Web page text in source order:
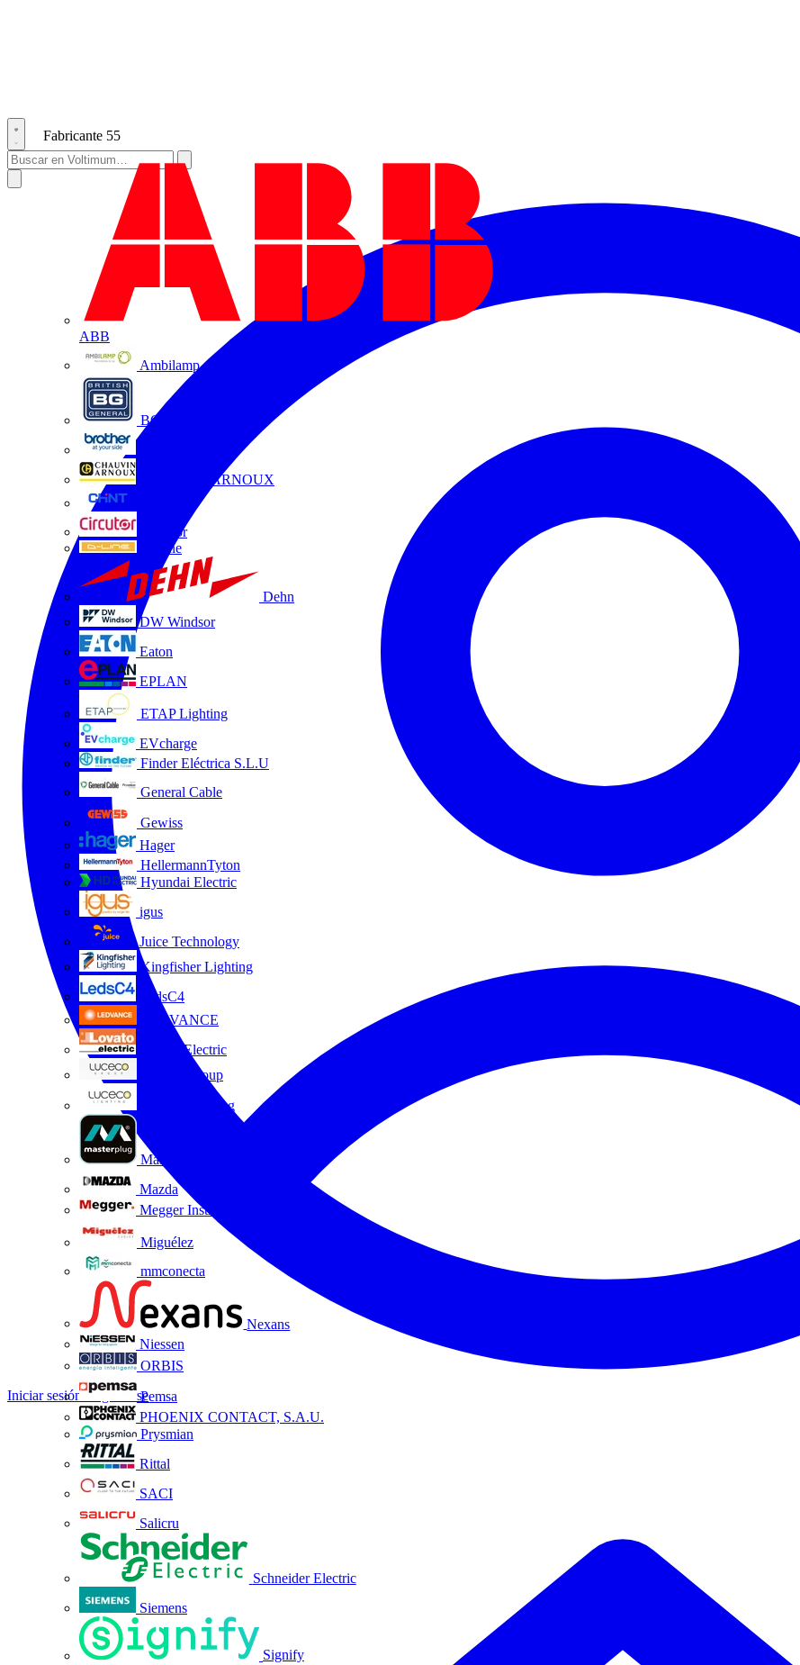
Fabricante 55
ABB
Ambilamp
BG Electrical
CHAUVIN ARNOUX
Circutor
D-Line
Dehn
DW Windsor
Eaton
EPLAN
ETAP Lighting
EVcharge
Finder Eléctrica S.L.U
General Cable
Gewiss
Hager
HellermannTyton
Hyundai Electric
igus
Juice Technology
Kingfisher Lighting
LedsC4
LEDVANCE
Lovato Electric
Luceco Group
Luceco Lighting
Masterplug
Mazda
Megger Instruments S.L.
Miguélez
mmconecta
Nexans
Niessen
ORBIS
Pemsa
PHOENIX CONTACT, S.A.U.
Prysmian
Rittal
SACI
Salicru
Schneider Electric
Siemens
Signify
Iniciar sesiónRegistrarse